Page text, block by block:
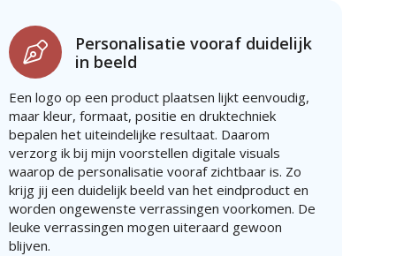
Personalisatie vooraf duidelijk
in beeld
Een logo op een product plaatsen lijkt eenvoudig,
maar kleur, formaat, positie en druktechniek
bepalen het uiteindelijke resultaat. Daarom
verzorg ik bij mijn voorstellen digitale visuals
waarop de personalisatie vooraf zichtbaar is. Zo
krijg jij een duidelijk beeld van het eindproduct en
worden ongewenste verrassingen voorkomen. De
leuke verrassingen mogen uiteraard gewoon
blijven.